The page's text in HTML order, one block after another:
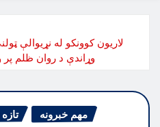
لاريون کوونکو له نړيوالې
مهم خبرونه